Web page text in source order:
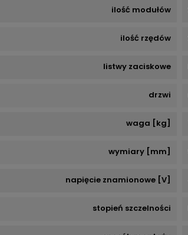
ilość modułów
ilość rzędów
listwy zaciskowe
drzwi
waga [kg]
wymiary [mm]
napięcie znamionowe [V]
stopień szczelności